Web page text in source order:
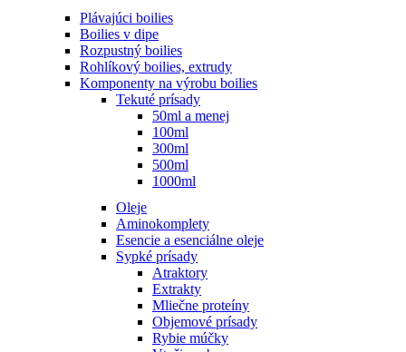
Plávajúci boilies
Boilies v dipe
Rozpustný boilies
Rohlíkový boilies, extrudy
Komponenty na výrobu boilies
Tekuté prísady
50ml a menej
100ml
300ml
500ml
1000ml
Oleje
Aminokomplety
Esencie a esenciálne oleje
Sypké prísady
Atraktory
Extrakty
Mliečne proteíny
Objemové prísady
Rybie múčky